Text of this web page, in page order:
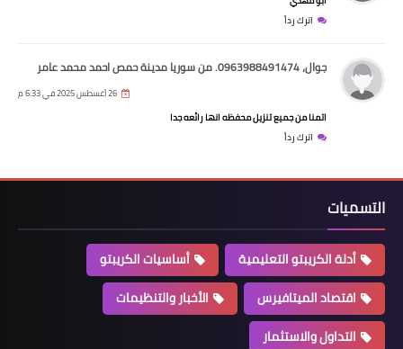
اترك رداً
جوال، 0963988491474. من سوريا مدينة حمص احمد محمد عامر
26 أغسطس 2025 في 6:33 م
اتمنا من جميع تنزيل محفظه انها رائعه جدا
اترك رداً
التسميات
أدلة الكريبتو التعليمية
أساسيات الكريبتو
اقتصاد الميتافيرس
الأخبار والتنظيمات
التداول والاستثمار